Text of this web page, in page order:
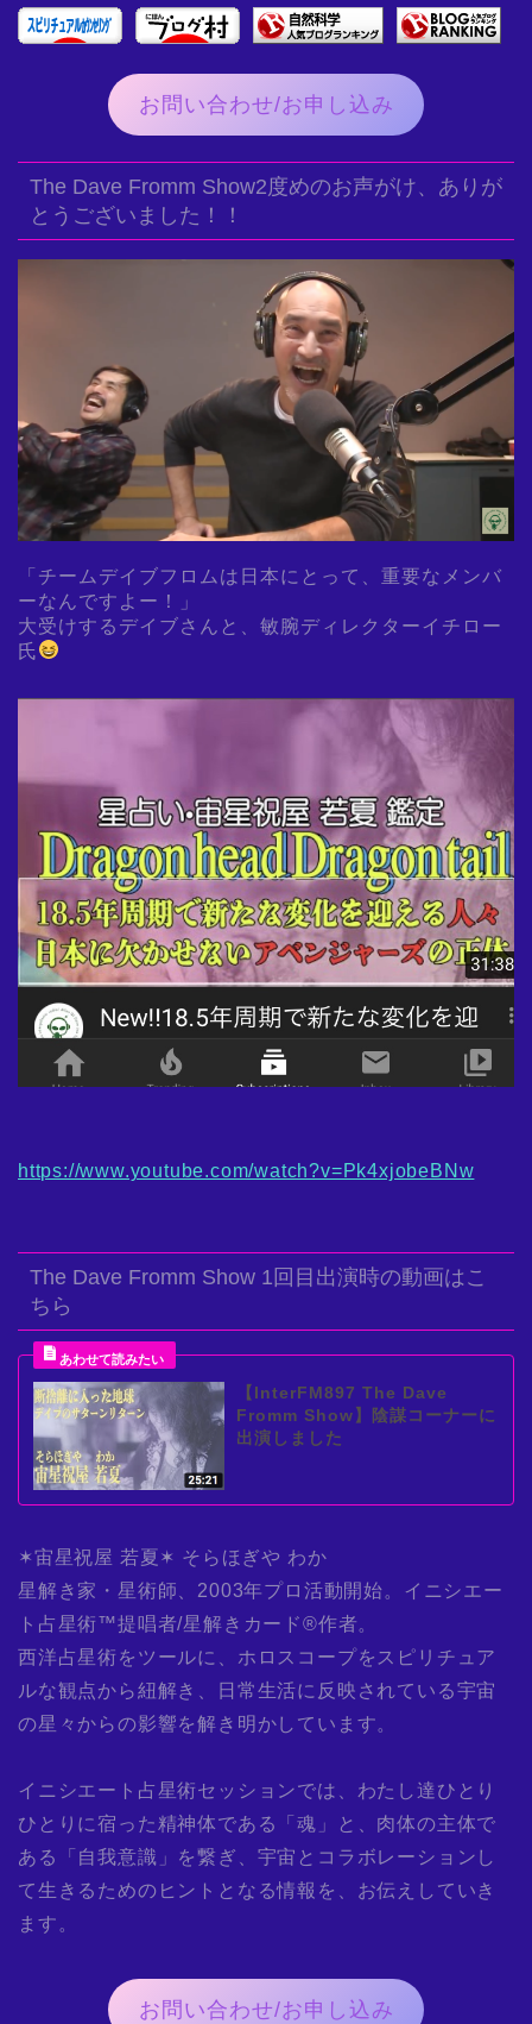
お問い合わせ/お申し込み
The Dave Fromm Show2度めのお声がけ、ありが
とうございました！！
「チームデイブフロムは日本にとって、重要なメンバ
ーなんですよー！」
大受けするデイブさんと、敏腕ディレクターイチロー
氏
https://www.youtube.com/watch?v=Pk4xjobeBNw
The Dave Fromm Show 1回目出演時の動画はこ
ちら
【InterFM897 The Dave
Fromm Show】陰謀コーナーに
出演しました
✶宙星祝屋 若夏✶ そらほぎや わか
星解き家・星術師、2003年プロ活動開始。イニシエー
ト占星術™提唱者/星解きカード®作者。
西洋占星術をツールに、ホロスコープをスピリチュア
ルな観点から紐解き、日常生活に反映されている宇宙
の星々からの影響を解き明かしています。
イニシエート占星術セッションでは、わたし達ひとり
ひとりに宿った精神体である「魂」と、肉体の主体で
ある「自我意識」を繋ぎ、宇宙とコラボレーションし
て生きるためのヒントとなる情報を、お伝えしていき
ます。
お問い合わせ/お申し込み